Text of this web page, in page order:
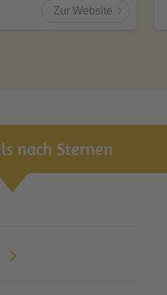
Zur Website
nach Sternen